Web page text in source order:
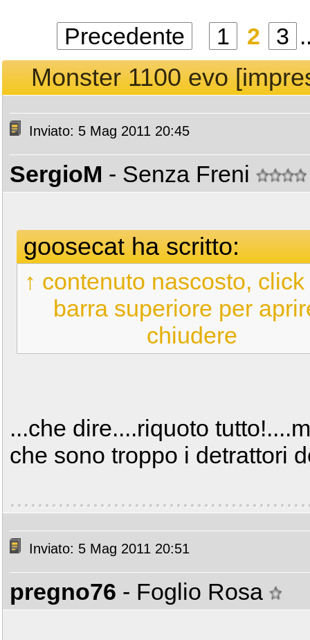
Precedente 1 2 3
Monster 1100 evo
Inviato: 5 Mag 2011 20:45
SergioM - Senza Freni
goosecat ha scritto:
↑ contenuto nascosto,
barra superiore per
chiudere
...che dire....riquoto
che sono troppo i detrattori
Inviato: 5 Mag 2011 20:51
pregno76 - Foglio Rosa